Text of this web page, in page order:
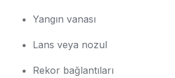
Yangın vanası
Lans veya nozul
Rekor bağlantıları